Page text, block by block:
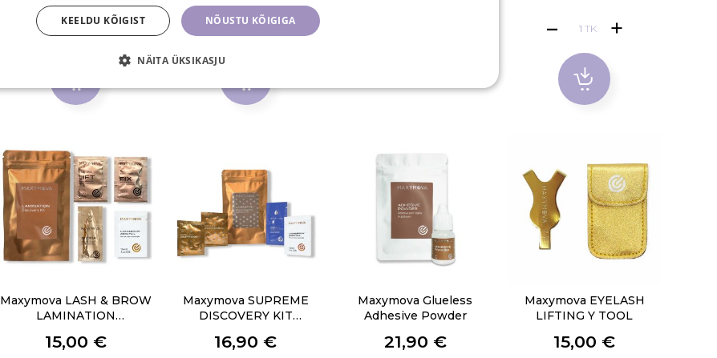
TK
Maxymova LASH & BROW
LAMINATION
15,00 €
Maxymova SUPREME
DISCOVERY KIT
16,90 €
Maxymova Glueless
Adhesive Powder
21,90 €
Maxymova EYELASH
LIFTING Y TOOL
15,00 €
NÕUSTU KÕIGIGA
KEELDU KÕIGIST
NÄITA ÜKSIKASJU